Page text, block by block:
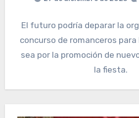
El futuro podría deparar la
concurso de romanceros
sea por la promoción de
la fiesta.